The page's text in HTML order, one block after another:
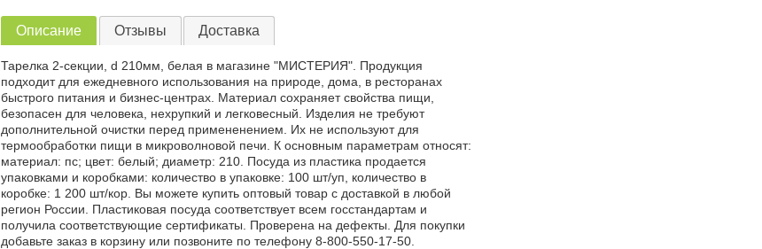
Описание Отзывы Доставка
Тарелка 2-секции, d 210мм, белая в магазине "МИСТЕРИЯ". Продукция
подходит для ежедневного использования на природе, дома, в ресторанах
быстрого питания и бизнес-центрах. Материал сохраняет свойства пищи,
безопасен для человека, нехрупкий и легковесный. Изделия не требуют
дополнительной очистки перед примененением. Их не используют для
термообработки пищи в микроволновой печи. К основным параметрам относят:
материал: пс; цвет: белый; диаметр: 210. Посуда из пластика продается
упаковками и коробками: количество в упаковке: 100 шт/уп, количество в
коробке: 1 200 шт/кор. Вы можете купить оптовый товар с доставкой в любой
регион России. Пластиковая посуда соответствует всем госстандартам и
получила соответствующие сертификаты. Проверена на дефекты. Для покупки
добавьте заказ в корзину или позвоните по телефону 8-800-550-17-50.